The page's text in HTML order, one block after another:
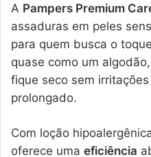
A Pampers Premium
assaduras em peles
para quem busca o
quase como um
fique seco sem
prolongado.
Com loção
oferece uma eficiência